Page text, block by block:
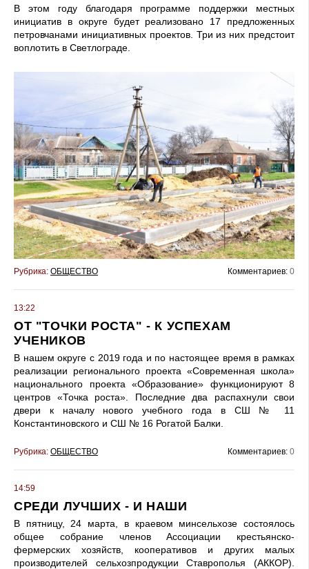
В этом году благодаря программе поддержки местных
инициатив в округе будет реализовано 17 пред­ложенных
петровчанами инициатив­ных проектов. Три из них предстоит
воплотить в Светлограде.
Рубрика: ОБЩЕСТВО Комментариев: 0
13:22
ОТ "ТОЧКИ РОСТА" - К УСПЕХАМ
УЧЕНИКОВ
В нашем округе с 2019 года и по настоящее время в рамках
реализации регионального проекта «Современная школа»
на­ционального проекта «Образование» функционируют 8
центров «Точка роста». Последние два распахнули свои
двери к началу нового учебного года в СШ № 11
Константиновского и СШ № 16 Рогатой Балки.
Рубрика: ОБЩЕСТВО Комментариев: 0
14:59
СРЕДИ ЛУЧШИХ - И НАШИ
В пятницу, 24 марта, в краевом минсельхозе состоялось
общее со­брание членов Ассоциации крестьянско-
фермерских хозяйств, коопе­ративов и других малых
произво­дителей сельхозпродукции Ставрополья (АККОР).